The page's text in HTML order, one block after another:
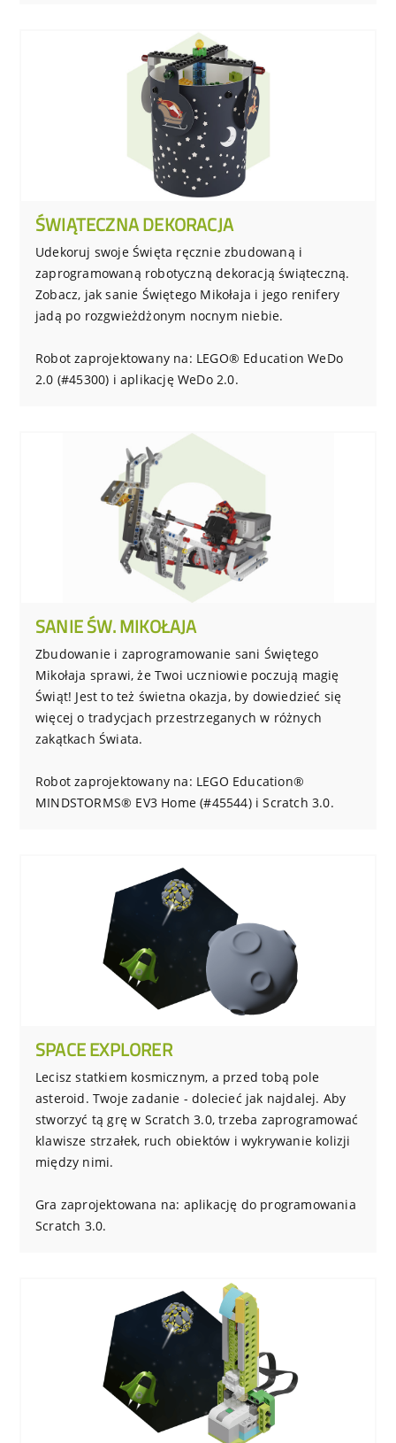
ŚWIĄTECZNA DEKORACJA
Udekoruj swoje Święta ręcznie zbudowaną i
zaprogramowaną robotyczną dekoracją świąteczną.
Zobacz, jak sanie Świętego Mikołaja i jego renifery
jadą po rozgwieżdżonym nocnym niebie.
Robot zaprojektowany na: LEGO® Education WeDo
2.0 (#45300) i aplikację WeDo 2.0.
SANIE ŚW. MIKOŁAJA
Zbudowanie i zaprogramowanie sani Świętego
Mikołaja sprawi, że Twoi uczniowie poczują magię
Świąt! Jest to też świetna okazja, by dowiedzieć się
więcej o tradycjach przestrzeganych w różnych
zakątkach Świata.
Robot zaprojektowany na: LEGO Education®
MINDSTORMS® EV3 Home (#45544) i Scratch 3.0.
SPACE EXPLORER
Lecisz statkiem kosmicznym, a przed tobą pole
asteroid. Twoje zadanie - dolecieć jak najdalej. Aby
stworzyć tą grę w Scratch 3.0, trzeba zaprogramować
klawisze strzałek, ruch obiektów i wykrywanie kolizji
między nimi.
Gra zaprojektowana na: aplikację do programowania
Scratch 3.0.